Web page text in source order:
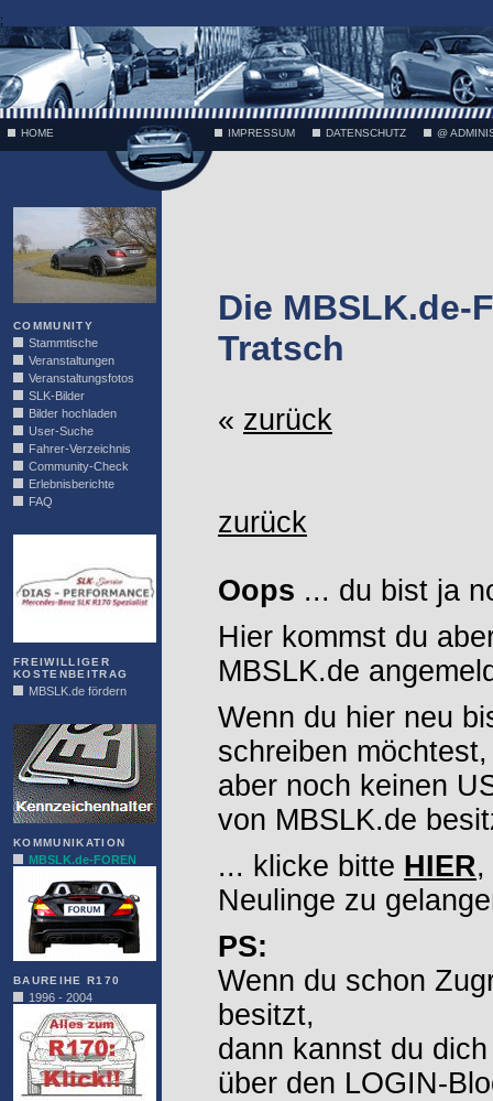
;
HOME IMPRESSUM DATENSCHUTZ @
COMMUNITY
Stammtische
Veranstaltungen
Veranstaltungsfotos
SLK-Bilder
Bilder hochladen
User-Suche
Fahrer-Verzeichnis
Community-Check
Erlebnisberichte
FAQ
FREIWILLIGER
KOSTENBEITRAG
MBSLK.de fördern
KOMMUNIKATION
MBSLK.de-FOREN
BAUREIHE R170
1996 - 2004
Die MBSLK.de-
Tratsch
« zurück
zurück
Oops ... du bist ja
Hier kommst du
MBSLK.de
Wenn du hier neu
schreiben möchtest,
aber noch keinen
von MBSLK.de
... klicke bitte HIER,
Neulinge zu
PS:
Wenn du schon
besitzt,
dann kannst du
über den LOGIN-